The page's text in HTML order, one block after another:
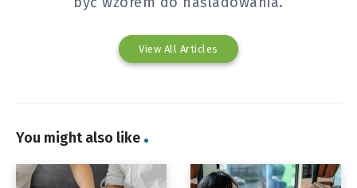
View All Articles
You might also like